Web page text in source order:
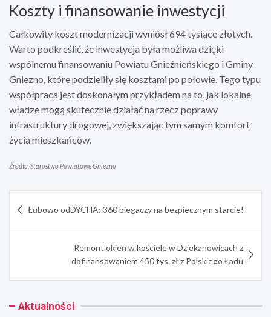
Koszty i finansowanie inwestycji
Całkowity koszt modernizacji wyniósł 694 tysiące złotych.
Warto podkreślić, że inwestycja była możliwa dzięki
wspólnemu finansowaniu Powiatu Gnieźnieńskiego i Gminy
Gniezno, które podzieliły się kosztami po połowie. Tego typu
współpraca jest doskonałym przykładem na to, jak lokalne
władze mogą skutecznie działać na rzecz poprawy
infrastruktury drogowej, zwiększając tym samym komfort
życia mieszkańców.
Źródło: Starostwo Powiatowe Gniezno
wpisu
Łubowo odDYCHA: 360 biegaczy na bezpiecznym starcie!
Remont okien w kościele w Dziekanowicach z
dofinansowaniem 450 tys. zł z Polskiego Ładu
Aktualności